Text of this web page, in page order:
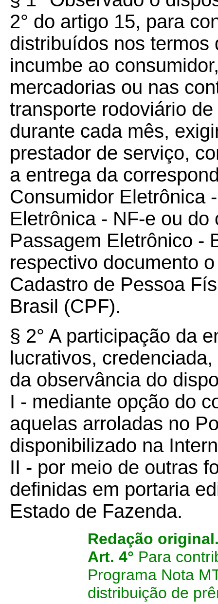
2° do artigo 15, para
distribuídos nos termos
incumbe ao
mercadorias ou nas
transporte rodoviário
durante cada mês,
prestador de serviço,
a entrega da
Consumidor Eletrônica
Eletrônica - NF-e ou
Passagem Eletrônico -
respectivo documento
Cadastro de Pessoa
Brasil (CPF).
§ 2° A participação da
lucrativos,
da observância do
I - mediante opção do
aquelas arroladas no
disponibilizado na
II - por meio de outras
definidas em portaria
Estado de Fazenda.
Redação
Art. 4° Para
Programa Nota
distribuição de